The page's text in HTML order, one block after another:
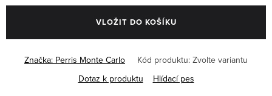
VLOŽIT DO KOŠÍKU
Značka: Perris Monte Carlo Kód produktu: Zvolte variantu
Dotaz k produktu
Hlídací pes